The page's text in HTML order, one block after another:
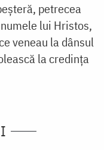
petrecea
lui Hristos,
veneau la dânsul
la credința